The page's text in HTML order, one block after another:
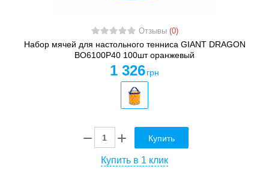
Отзывы (0)
Набор мячей для настольного тенниса GIANT DRAGON
BO6100P40 100шт оранжевый
1 326 грн
Купить
Купить в 1 клик